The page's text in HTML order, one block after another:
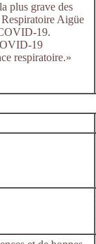
plus grave des
Aigüe
19.
19
respiratoire.»